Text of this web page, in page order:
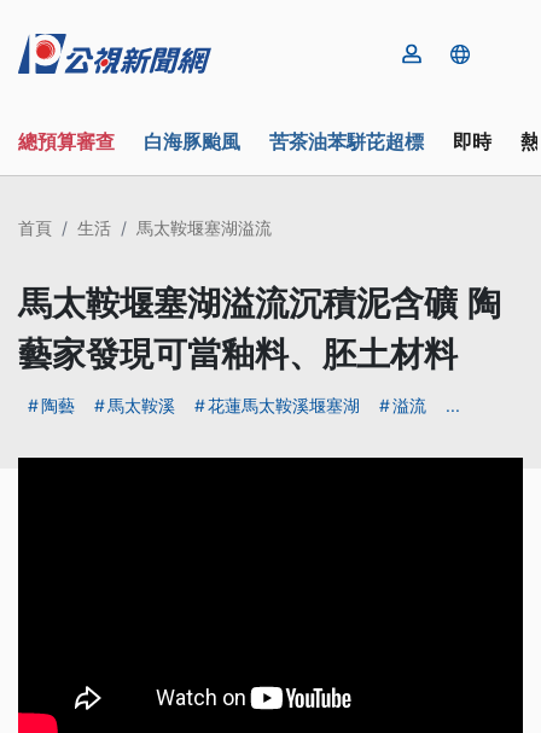
總預算審查 白海豚颱風 苦茶油苯駢芘超標 即時
首頁 生活 馬太鞍堰塞湖溢流
馬太鞍堰塞湖溢流沉積泥含礦 陶
藝家發現可當釉料、胚土材料
陶藝 馬太鞍溪 花蓮馬太鞍溪堰塞湖 溢流 ...